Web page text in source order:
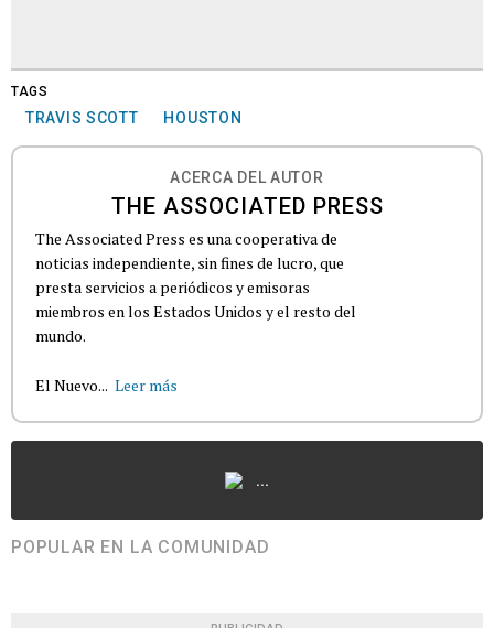
TAGS
TRAVIS SCOTT HOUSTON
ACERCA DEL AUTOR
THE ASSOCIATED PRESS
The Associated Press es una cooperativa de
noticias independiente, sin fines de lucro, que
presta servicios a periódicos y emisoras
miembros en los Estados Unidos y el resto del
mundo.
El Nuevo... Leer más
...
POPULAR EN LA COMUNIDAD